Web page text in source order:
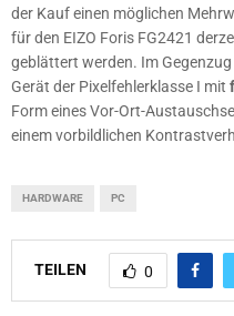
der Kauf einen möglichen
für den EIZO Foris FG2421
geblättert werden. Im
Gerät der Pixelfehlerklasse I mit
Form eines Vor-Ort-
einem vorbildlichen
HARDWARE PC
TEILEN 0